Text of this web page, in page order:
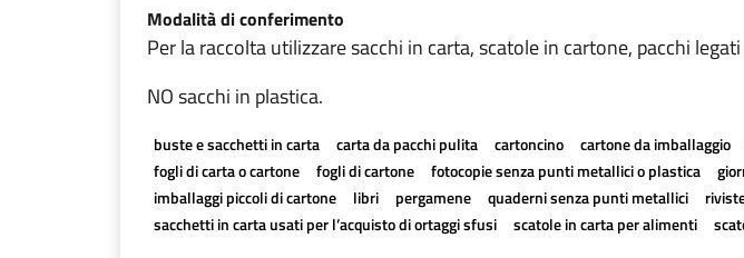
Modalità di conferimento
Per la raccolta utilizzare sacchi in carta, scatole in cartone, pacchi
NO sacchi in plastica.
buste e sacchetti in carta carta da pacchi pulita cartoncino cartone da imballaggio
fogli di carta o cartone
fogli di cartone fotocopie senza punti metallici o plastica
imballaggi piccoli di cartone
libri pergamene quaderni senza punti metallici
sacchetti in carta usati per l’acquisto di ortaggi sfusi
scatole in carta per alimenti